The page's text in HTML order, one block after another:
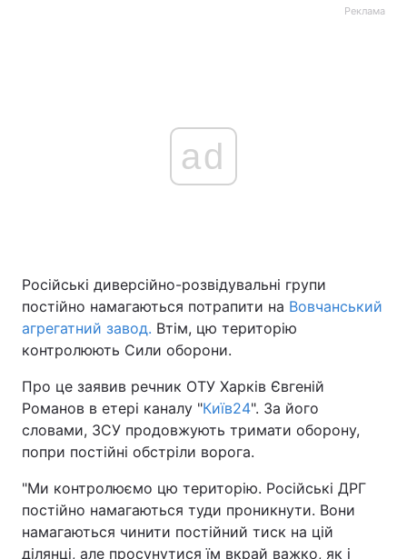
Економіка Світ
Спорт Наука
Лайт
Зброя Інциденти
Здоров'я Туризм
Цікавинки Погода
Екологія Регіони
Реклама
ad
Російські диверсійно-розвідувальні групи
постійно намагаються потрапити на Вовчанський
агрегатний завод. Втім, цю територію
контролюють Сили оборони.
Про це заявив речник ОТУ Харків Євгеній
Романов в етері каналу "Київ24". За його
словами, ЗСУ продовжують тримати оборону,
попри постійні обстріли ворога.
"Ми контролюємо цю територію. Російські ДРГ
постійно намагаються туди проникнути. Вони
намагаються чинити постійний тиск на цій
ділянці, але просунутися їм вкрай важко, як і